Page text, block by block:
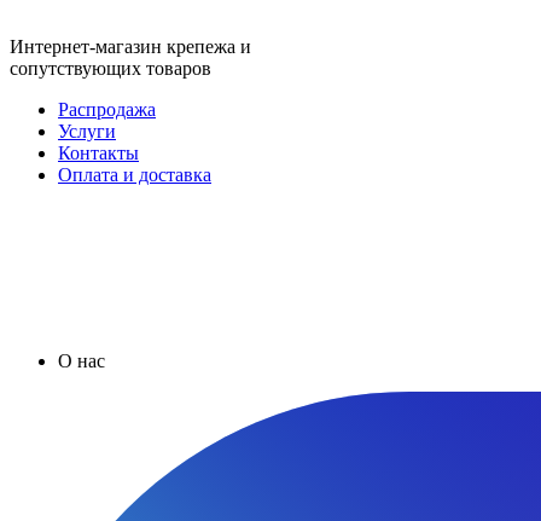
Интернет-магазин крепежа и
сопутствующих товаров
Распродажа
Услуги
Контакты
Оплата и доставка
О нас